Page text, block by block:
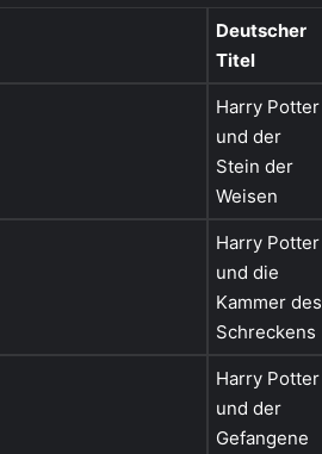
Deutscher
Titel
Harry Potter
und der
Stein der
Weisen
Harry Potter
und die
Kammer des
Schreckens
Harry Potter
und der
Gefangene